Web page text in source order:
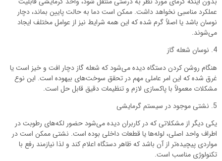
عملکرد مناسبی نخواهد داشت. ممکن است دما به حالت پایین بماند، دچار
نوسان باشد یا اصلاً گرم شده که این همه شرایط نیز از عوامل مختلف ایجاد
می‌شوند.
4. نوسان شعله گاز
هنگام روشن کردن دستگاه دیده می‌شود که شعله گاز دچار افت و خیز است یا
غرق شده که این امر عاملی مهم در تحقق سوخت‌های بیهوده است. این نوع
مشکلات معمولاً با پاکسازی لازم و تنظیمات دقیق قابل حل است.
5. نشتی موجود در سیستم گرمایشی
یکی دیگر از مشکلاتی که در کاربران دیده می‌شود حضور لکه‌های رطوبت در
اطراف واحد اصلی، لوله‌ها یا قطعات داخلی بوده است. نشتی ممکن است در
مواردی پیچیده‌تر از آن باشد که ظاهر دستگاه اعلام کند و لذا نیازمند رفع با
تکنولوژی مناسب است.